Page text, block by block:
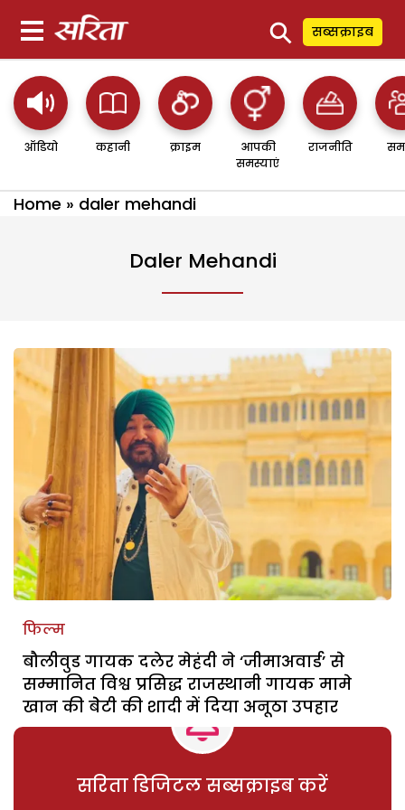
⚲ सब्सक्राइब
ऑडियो कहानी क्राइम
आपकी
समस्याएं
राजनीति
Home » daler mehandi
Daler Mehandi
फिल्म
बौलीवुड गायक दलेर मेहंदी ने ‘जीमाअवार्ड’ से
सम्मानित विश्व प्रसिद्ध राजस्थानी गायक मामे
खान की बेेटी की शादी में दिया अनूठा उपहार
सरिता डिजिटल सब्सक्राइब करें